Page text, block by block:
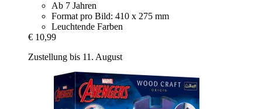
Ab 7 Jahren
Format pro Bild: 410 x 275 mm
Leuchtende Farben
€ 10,99
Zustellung bis 11. August